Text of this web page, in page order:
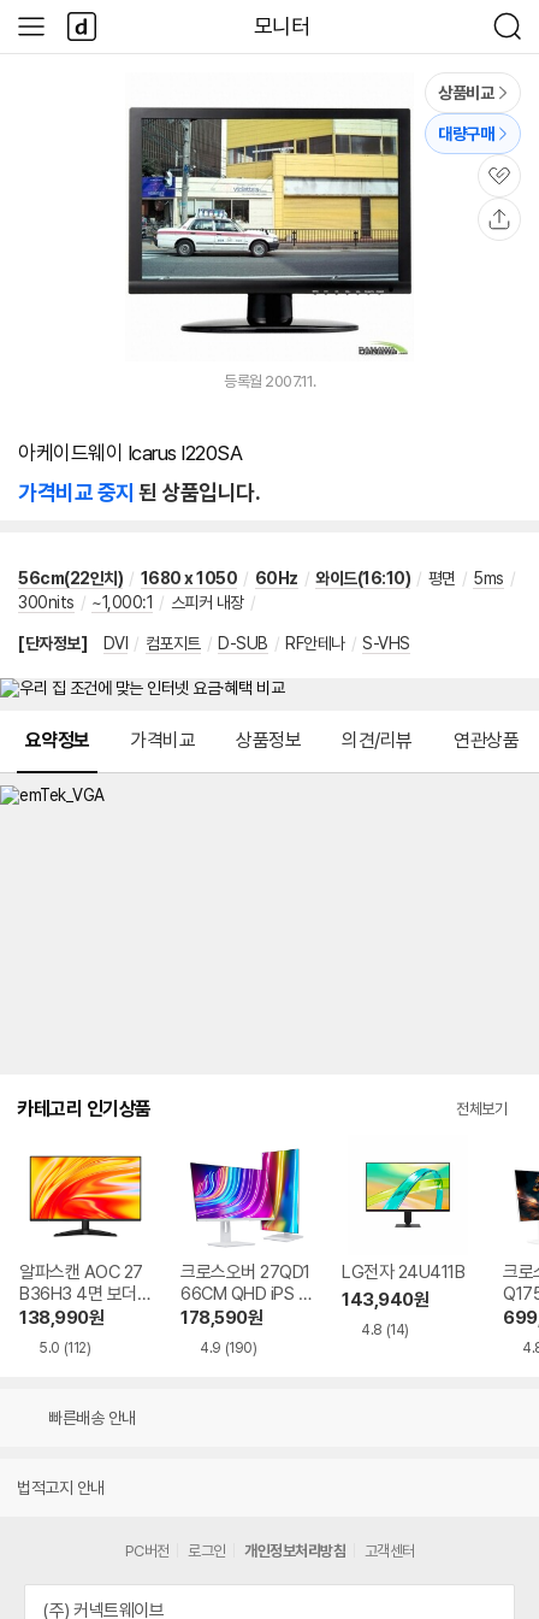
모니터
검
색
사
이
다
나
와
상품비교
대량구매
관
심
등록월 2007.11.
아케이드웨이 Icarus I220SA
가격비교 중지 된 상품입니다.
56cm(22인치) / 1680 x 1050 / 60Hz / 와이드(16:10) / 평면 / 5ms /
300nits / ~1,000:1 / 스피커 내장 /
[단자정보] DVI / 컴포지트 / D-SUB / RF안테나 / S-VHS
요약정보 가격비교 상품정보 의견/리뷰 연관상품
카테고리 인기상품 전체보기
알파스캔 AOC 27
B36H3 4면 보더리
스 IPS 120 시력보
호 무결점
138,990원
5.0 (112)
크로스오버 27QD1
66CM QHD iPS U
SB-C 화이트 Ai 멀
티스탠드
178,590원
4.9 (190)
LG전자 24U411B
143,940원
4.8 (14)
크로
Ai
빠른배송 안내
법적고지 안내
PC버전 로그인 개인정보처리방침 고객센터
(주) 커넥트웨이브